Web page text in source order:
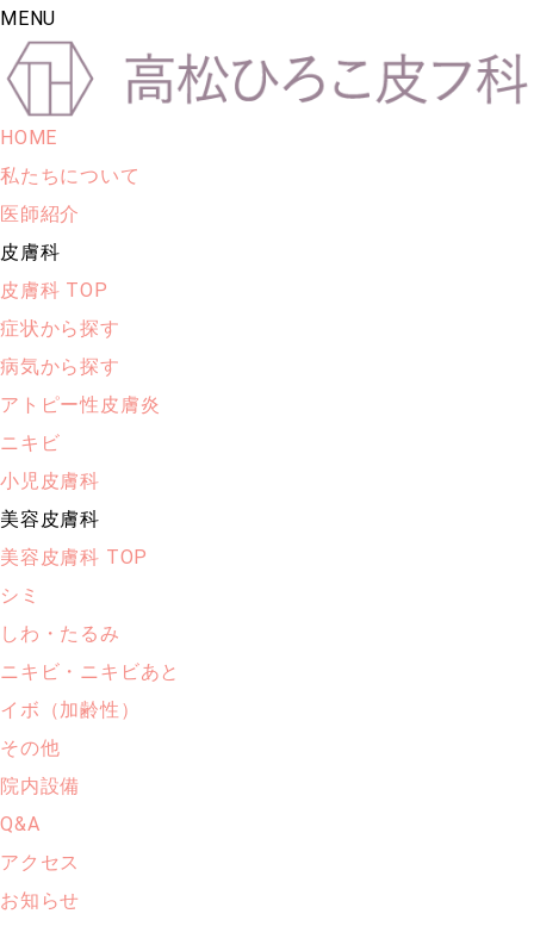
MENU
HOME
私たちについて
医師紹介
皮膚科
皮膚科 TOP
症状から探す
病気から探す
アトピー性皮膚炎
ニキビ
小児皮膚科
美容皮膚科
美容皮膚科 TOP
シミ
しわ・たるみ
ニキビ・ニキビあと
イボ（加齢性）
その他
院内設備
Q&A
アクセス
お知らせ